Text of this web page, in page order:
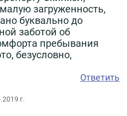
загруженность,
буквально до
заботой об
пребывания
безусловно,
Ответить
г.